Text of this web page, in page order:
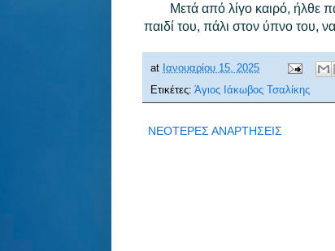
Μετά από λίγο καιρό, ήλθε
παιδί του, πάλι στον ύπνο του,
at Ιανουαρίου 15, 2025
Ετικέτες: Άγιος Ιάκωβος Τσαλίκης
ΝΕΟΤΕΡΕΣ ΑΝΑΡΤΗΣΕΙΣ